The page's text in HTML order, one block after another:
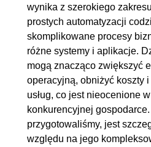
4.3. Testy
5. Projekt: Aplikacja na
5.1. Przycisk przepływu dla
urządzeń mobilnych
5.2. Aplikacja w praktyce
6. Projekt: Zatwierdzanie
pracowniczych
wynika z szerokiego
prostych automatyzacji
skomplikowane procesy
różne systemy i aplikacje.
mogą znacząco zwiększyć
operacyjną, obniżyć koszty
usług, co jest nieocenione
konkurencyjnej
przygotowaliśmy, jest
względu na jego